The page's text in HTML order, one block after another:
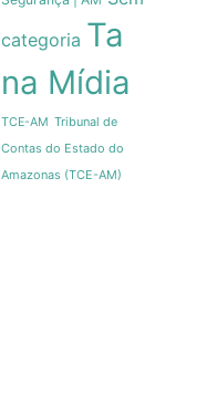
categoria Ta
na Mídia
TCE-AM Tribunal de
Contas do Estado do
Amazonas (TCE-AM)